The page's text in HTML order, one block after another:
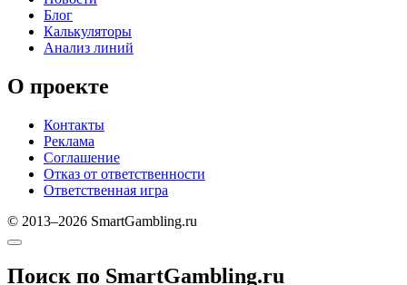
Блог
Калькуляторы
Анализ линий
О проекте
Контакты
Реклама
Соглашение
Отказ от ответственности
Ответственная игра
© 2013–2026 SmartGambling.ru
Поиск по SmartGambling.ru